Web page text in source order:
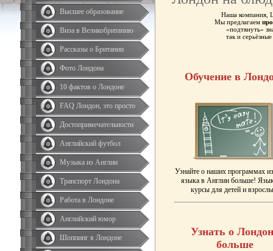
Высшее образование
Виза в Великобританию
Рассказы о Британии
Фото Лондона
10 фактов о Лондоне
FAQ Лондон, это просто
Достопримечательности
Английский футбол
Музыка из Англии
Транспорт Лондона
Работа в Лондоне
Английский юмор
Шоппинг в Лондоне
Наша компания,
Мы предлагаем
«подтянуть»
так и
Обучение в
Узнайте о наших программах
языка в Англии больше!
курсы для детей и
Узнать о
больше